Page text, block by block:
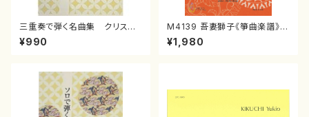
三重奏で弾く名曲集 クリスマ
スメドレー( 箏2/大平光美 編
曲/楽譜）
¥990
M4139 吾妻獅子《箏曲楽譜》
（箏/宮城道雄著・宮城宗家監修/
箏曲古典楽譜）
¥1,980